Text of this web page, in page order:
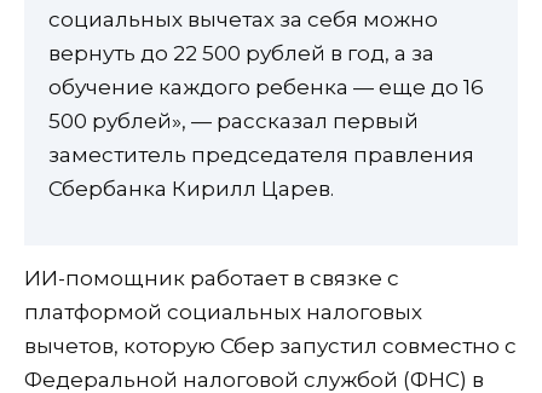
социальных вычетах за себя можно
вернуть до 22 500 рублей в год, а за
обучение каждого ребенка — еще до 16
500 рублей», — рассказал первый
заместитель председателя правления
Сбербанка Кирилл Царев.
ИИ-помощник работает в связке с
платформой социальных налоговых
вычетов, которую Сбер запустил совместно с
Федеральной налоговой службой (ФНС) в